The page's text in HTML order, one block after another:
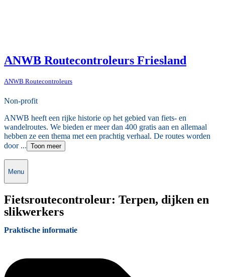
ANWB Routecontroleurs Friesland
ANWB Routecontroleurs
Non-profit
ANWB heeft een rijke historie op het gebied van fiets- en
wandelroutes. We bieden er meer dan 400 gratis aan en allemaal
hebben ze een thema met een prachtig verhaal. De routes worden
door ... Toon meer
Menu
Fietsroutecontroleur: Terpen, dijken en
slikwerkers
Praktische informatie